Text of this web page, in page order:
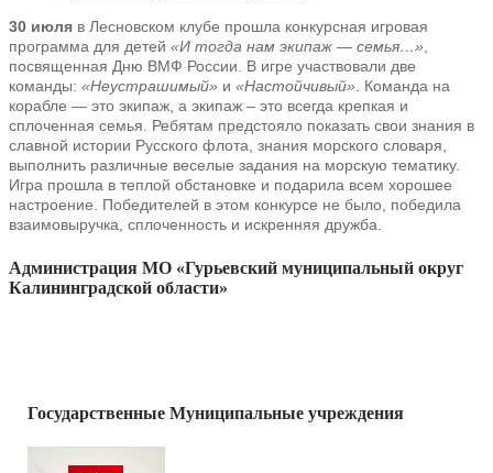
30 июля в Лесновском клубе прошла конкурсная игровая
программа для детей «И тогда нам экипаж — семья…»,
посвященная Дню ВМФ России. В игре участвовали две
команды: «Неустрашимый» и «Настойчивый». Команда на
корабле — это экипаж, а экипаж – это всегда крепкая и
сплоченная семья. Ребятам предстояло показать свои знания в
славной истории Русского флота, знания морского словаря,
выполнить различные веселые задания на морскую тематику.
Игра прошла в теплой обстановке и подарила всем хорошее
настроение. Победителей в этом конкурсе не было, победила
взаимовыручка, сплоченность и искренняя дружба.
Администрация МО «Гурьевский муниципальный округ
Калининградской области»
Государственные Муниципальные учреждения